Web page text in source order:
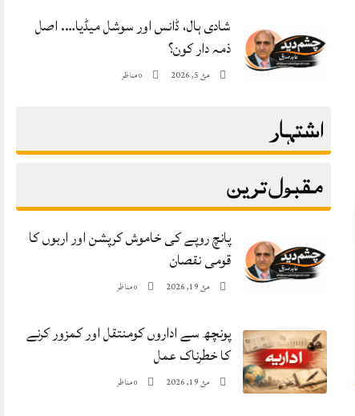
شادی ہال، ڈانس اور سوشل میڈیا…. اصل
ذمہ دار کون؟
مئ 5, 2026 0مناظر
اشتہار
مقبول ترین
پانچ روپے کی خاموش کرپشن اور اربوں کا
قومی نقصان
مئ 19, 2026 0مناظر
پونچھ سے اداروں کومنتقل اور کمزور کرنے
کا خطرناک عمل
مئ 19, 2026 0مناظر